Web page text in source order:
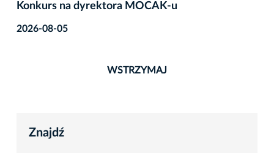
Konkurs na dyrektora MOCAK-u
2026-08-05
WSTRZYMAJ
Znajdź